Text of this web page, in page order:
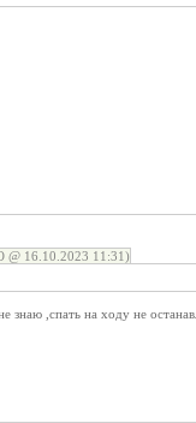
16.10.2023 11:31)
знаю ,спать на ходу не